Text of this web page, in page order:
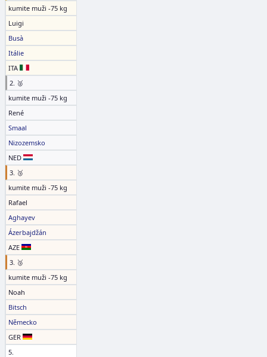
kumite muži -75 kg
Luigi
Busà
Itálie
ITA
2. 🥈
kumite muži -75 kg
René
Smaal
Nizozemsko
NED
3. 🥉
kumite muži -75 kg
Rafael
Aghayev
Ázerbajdžán
AZE
3. 🥉
kumite muži -75 kg
Noah
Bitsch
Německo
GER
5.